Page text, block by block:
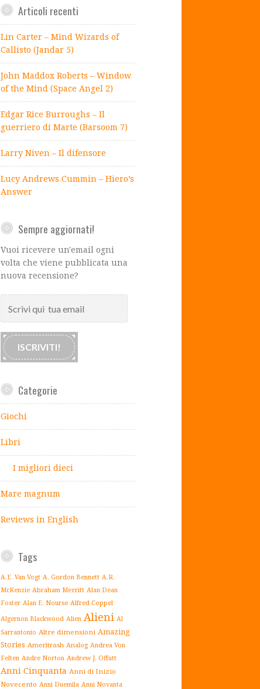
Articoli recenti
Lin Carter – Mind Wizards of
Callisto (Jandar 5)
John Maddox Roberts – Window
of the Mind (Space Angel 2)
Edgar Rice Burroughs – Il
guerriero di Marte (Barsoom 7)
Larry Niven – Il difensore
Lucy Andrews Cummin – Hiero’s
Answer
Sempre aggiornati!
Vuoi ricevere un'email ogni
volta che viene pubblicata una
nuova recensione?
qui
tua
email
ISCRIVITI!
Categorie
Giochi
Libri
I migliori dieci
Mare magnum
Reviews in English
Tags
A.E. Van Vogt A. Gordon Bennett A.R.
McKenzie Abraham Merritt Alan Dean
Foster Alan E. Nourse Alfred Coppel
Algernon Blackwood Alien Alieni Al
Sarrantonio Altre dimensioni Amazing
Stories Ameritrash Analog Andrea Von
Felten Andre Norton Andrew J. Offutt
Anni Cinquanta Anni di Inizio
Novecento Anni Duemila Anni Novanta